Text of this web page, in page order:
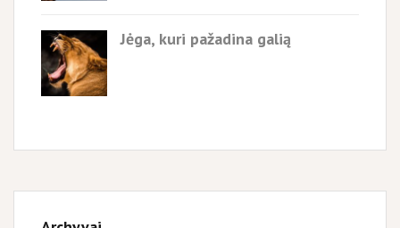
Jėga, kuri pažadina galią